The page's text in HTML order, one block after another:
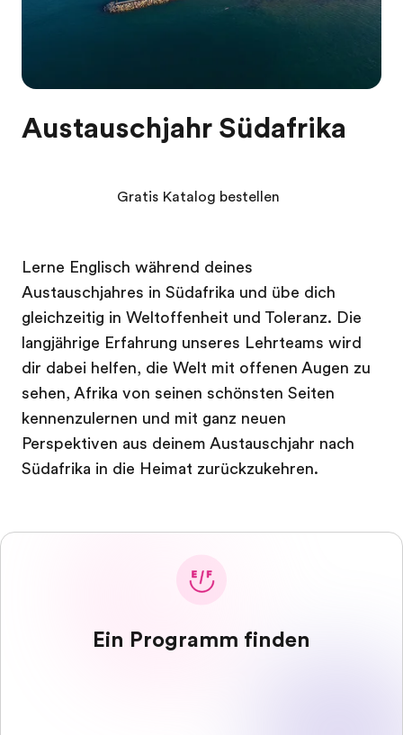
Teil des Teams werden
Austauschjahr Südafrika
Lerne Englisch während deines
Austauschjahres in Südafrika und übe dich
gleichzeitig in Weltoffenheit und Toleranz. Die
langjährige Erfahrung unseres Lehrteams wird
dir dabei helfen, die Welt mit offenen Augen zu
sehen, Afrika von seinen schönsten Seiten
kennenzulernen und mit ganz neuen
Perspektiven aus deinem Austauschjahr nach
Südafrika in die Heimat zurückzukehren.
Gratis Katalog bestellen
Ein Programm finden